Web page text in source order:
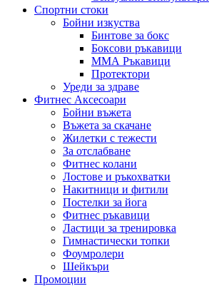
Спортни стоки
Бойни изкуства
Бинтове за бокс
Боксови ръкавици
ММА Ръкавици
Протектори
Уреди за здраве
Фитнес Аксесоари
Бойни въжета
Въжета за скачане
Жилетки с тежести
За отслабване
Фитнес колани
Лостове и ръкохватки
Накитници и фитили
Постелки за йога
Фитнес ръкавици
Ластици за тренировка
Гимнастически топки
Фоумролери
Шейкъри
Промоции